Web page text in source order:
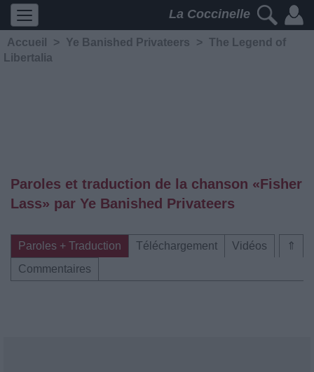
La Coccinelle
Accueil > Ye Banished Privateers > The Legend of
Libertalia
Paroles et traduction de la chanson «Fisher
Lass» par Ye Banished Privateers
⇑
Paroles + Traduction Téléchargement
Vidéos
Commentaires